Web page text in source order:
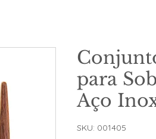
para
Aço
SKU: 001405